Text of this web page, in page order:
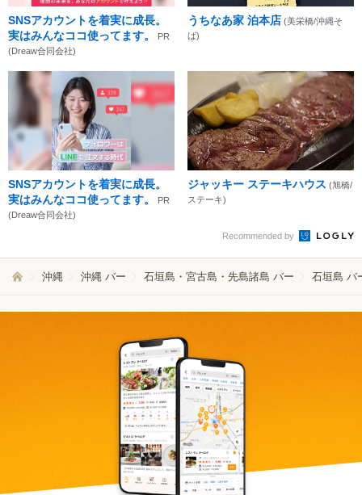
SNSアカウントを着実に成長。
実はみんなココ使ってます。
PR
(Dreaw合同会社)
うちなあ家 泊本店 (美栄橋/沖縄そ
ば)
SNSアカウントを着実に成長。
実はみんなココ使ってます。
PR
(Dreaw合同会社)
ジャッキー ステーキハウス (旭橋/
ステーキ)
Recommended by
沖縄 沖縄 バー 石垣島・宮古島・先島諸島 バー 石垣島 バ